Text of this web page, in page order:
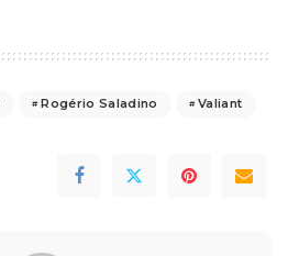
Rogério Saladino Valiant